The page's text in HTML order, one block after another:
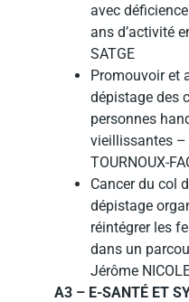
avec
ans d’activité
SATGE
Promouvoir et
dépistage des
personnes
vieillissantes –
TOURNOUX-
Cancer du col
dépistage
réintégrer les
dans un
Jérôme
A3 – E-SANTÉ ET